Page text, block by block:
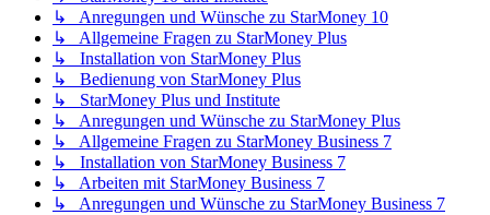
↳ Anregungen und Wünsche zu StarMoney 10
↳ Allgemeine Fragen zu StarMoney Plus
↳ Installation von StarMoney Plus
↳ Bedienung von StarMoney Plus
↳ StarMoney Plus und Institute
↳ Anregungen und Wünsche zu StarMoney Plus
↳ Allgemeine Fragen zu StarMoney Business 7
↳ Installation von StarMoney Business 7
↳ Arbeiten mit StarMoney Business 7
↳ Anregungen und Wünsche zu StarMoney Business 7